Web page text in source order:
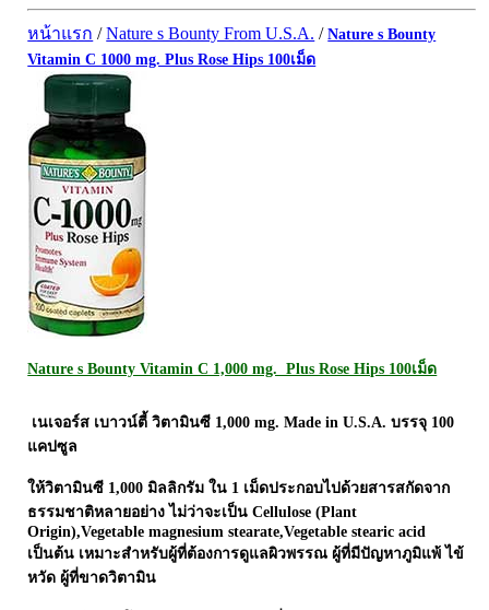
ริ้วรอย
แผลเป็น หลุมสิว
สิวอุดตันหน้ามัน
ครีมกันแดด ปัญหาฝ้า กระ
ครีมหน้าใส
สุดฮิต เกาหลี
สุดฮิต ญี่ปุ่น
ข้อเสื่อม กระดูก
ดีทอกซ์
เพื่อสุขภาพ
สายตา
เส้นผม
กล้ามเนื้อ เพาะกาย
สำหรับท่านชาย
จุดซ่อนเร้นผู้หญิง
Maxxlife WellGate
SpringMate
Vitamate
Nature's Bounty
Glutapung
Naturbiotic
Nutri Master
Nutrakal นูทราแคล
Caltrate Calcium
PHARMA NORD
NEOCA
Laurance ลอเรนซ์
HerBlanc เฮอบลัง
หน้าแรก /Nature s Bounty From U.S.A. /Nature s Bounty
Vitamin C 1000 mg. Plus Rose Hips 100เม็ด
Nature s Bounty Vitamin C 1,000 mg. Plus Rose Hips 100เม็ด
เนเจอร์ส เบาวน์ตี้ วิตามินซี 1,000 mg. Made in U.S.A. บรรจุ 100
แคปซูล
ให้วิตามินซี 1,000 มิลลิกรัม ใน 1 เม็ดประกอบไปด้วยสารสกัดจาก
ธรรมชาติหลายอย่าง ไม่ว่าจะเป็น Cellulose (Plant
Origin),Vegetable magnesium stearate,Vegetable stearic acid
เป็นต้น เหมาะสำหรับผู้ที่ต้องการดูแลผิวพรรณ ผู้ที่มีปัญหาภูมิแพ้ ไข้
หวัด ผู้ที่ขาดวิตามิน